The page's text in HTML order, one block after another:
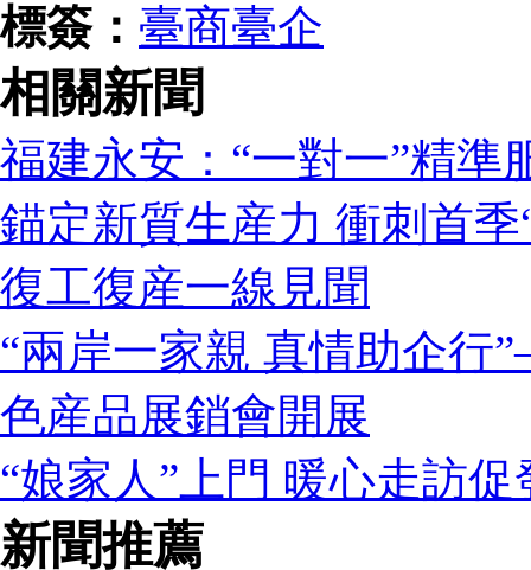
標簽： 臺商臺企
相關新聞
福建永安：“一對一”精準
錨定新質生産力 衝刺首
復工復産一線見聞
“兩岸一家親 真情助企
色産品展銷會開展
“娘家人”上門 暖心走訪促
新聞推薦